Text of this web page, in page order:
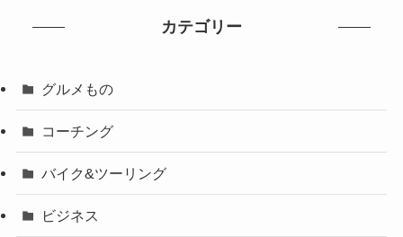
カテゴリー
グルメもの
コーチング
バイク&ツーリング
ビジネス